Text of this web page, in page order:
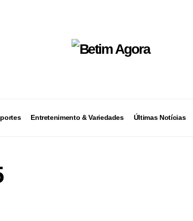
Entretenimento & Variedades Últimas Notícias